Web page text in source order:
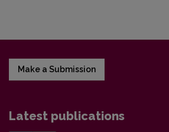
Make a Submission
Latest publications